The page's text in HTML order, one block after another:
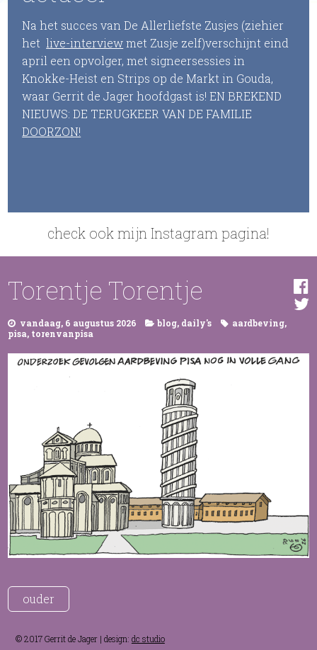
Na het succes van De Allerliefste Zusjes (ziehier
hetlive-interviewmet Zusje zelf)verschijnt eind
april een opvolger, met signeersessies in
Knokke-Heist en Strips op de Markt in Gouda,
waar Gerrit de Jager hoofdgast is! EN BREKEND
NIEUWS: DE TERUGKEER VAN DE FAMILIE
DOORZON!
check ook mijn Instagram pagina!
Torentje Torentje
vandaag, 6 augustus 2026 blog, daily's aardbeving,
pisa, torenvanpisa
ouder
© 2017 Gerrit de Jager | design: dc studio